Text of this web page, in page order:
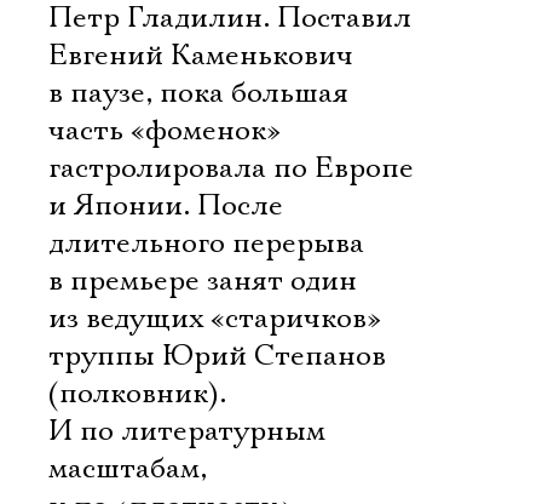
Петр Гладилин. Поставил
Евгений Каменькович
в паузе, пока большая
часть «фоменок»
гастролировала по Европе
и Японии. После
длительного перерыва
в премьере занят один
из ведущих «старичков»
труппы Юрий Степанов
(полковник).
И по литературным
масштабам,